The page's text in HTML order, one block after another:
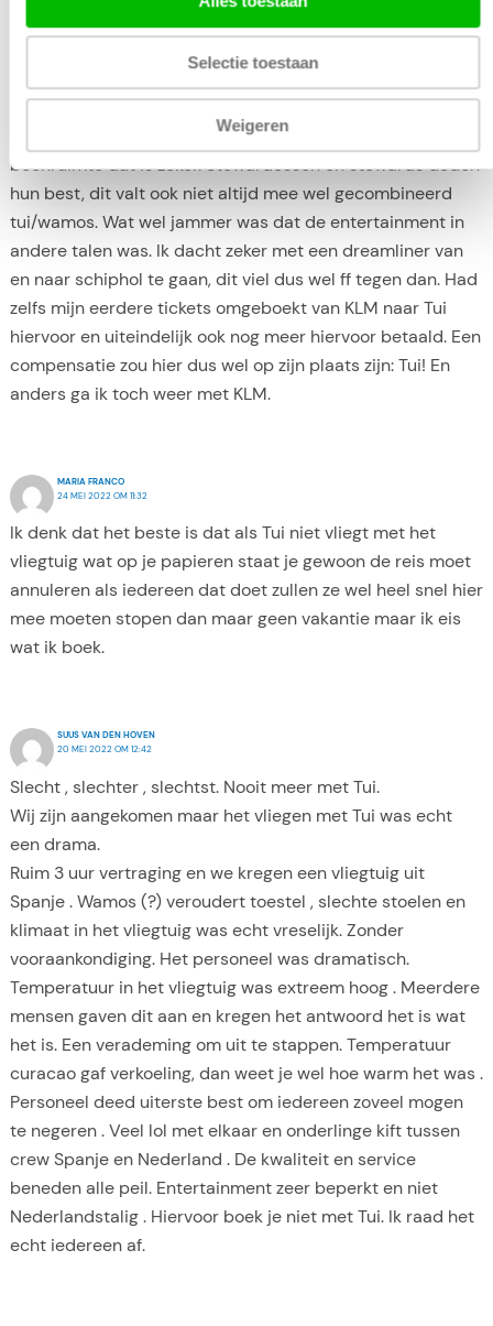
Selectie toestaan
Weigeren
dus toch wel een meevaller, wat uiteindelijk wel mee viel is
temperatuur was precies goed en had het idee dat dit
vliegtuig ruimer zat dan de dreamliner, ook meer
beenruimte dat is zeker. Stewardessen en stewards deden
hun best, dit valt ook niet altijd mee wel gecombineerd
tui/wamos. Wat wel jammer was dat de entertainment in
andere talen was. Ik dacht zeker met een dreamliner van
en naar schiphol te gaan, dit viel dus wel ff tegen dan. Had
zelfs mijn eerdere tickets omgeboekt van KLM naar Tui
hiervoor en uiteindelijk ook nog meer hiervoor betaald. Een
compensatie zou hier dus wel op zijn plaats zijn: Tui! En
anders ga ik toch weer met KLM.
MARIA FRANCO
24 MEI 2022 OM 11:32
Ik denk dat het beste is dat als Tui niet vliegt met het
vliegtuig wat op je papieren staat je gewoon de reis moet
annuleren als iedereen dat doet zullen ze wel heel snel hier
mee moeten stopen dan maar geen vakantie maar ik eis
wat ik boek.
SUUS VAN DEN HOVEN
20 MEI 2022 OM 12:42
Slecht , slechter , slechtst. Nooit meer met Tui.
Wij zijn aangekomen maar het vliegen met Tui was echt
een drama.
Ruim 3 uur vertraging en we kregen een vliegtuig uit
Spanje . Wamos (?) veroudert toestel , slechte stoelen en
klimaat in het vliegtuig was echt vreselijk. Zonder
vooraankondiging. Het personeel was dramatisch.
Temperatuur in het vliegtuig was extreem hoog . Meerdere
mensen gaven dit aan en kregen het antwoord het is wat
het is. Een verademing om uit te stappen. Temperatuur
curacao gaf verkoeling, dan weet je wel hoe warm het was .
Personeel deed uiterste best om iedereen zoveel mogen
te negeren . Veel lol met elkaar en onderlinge kift tussen
crew Spanje en Nederland . De kwaliteit en service
beneden alle peil. Entertainment zeer beperkt en niet
Nederlandstalig . Hiervoor boek je niet met Tui. Ik raad het
echt iedereen af.